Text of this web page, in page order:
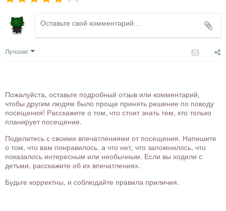
Лучшие
Пожалуйста, оставьте подробный отзыв или комментарий,
чтобы другим людям было проще принять решение по поводу
посещения! Расскажите о том, что стоит знать тем, кто только
планирует посещение.
Поделитесь с своими впечатлениями от посещения. Напишите
о том, что вам понравилось, а что нет, что запомнилось, что
показалось интересным или необычным. Если вы ходили с
детьми, расскажите об их впечатлениях.
Будьте корректны, и соблюдайте правила приличия.